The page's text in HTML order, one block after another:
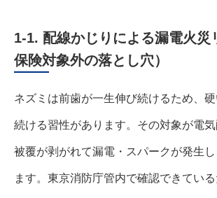
1-1. 配線かじりによる漏電火災
保険対象外の落とし穴）
ネズミは前歯が一生伸び続けるため、
続ける習性があります。その対象が電気
被覆が剥がれて漏電・スパークが発生
ます。東京消防庁管内で確認できてい